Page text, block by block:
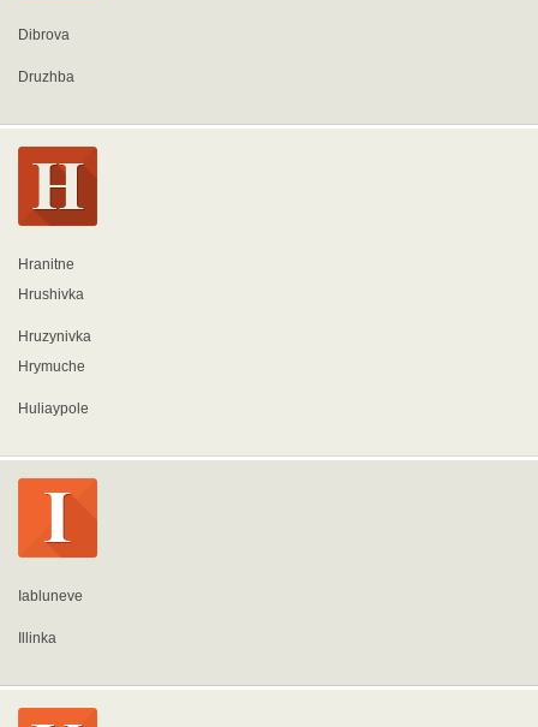
Dibrova
Druzhba
Hranitne
Hrushivka
Hruzynivka
Hrymuche
Huliaypole
Iabluneve
Illinka